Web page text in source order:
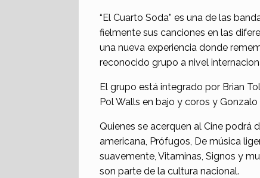
“El Cuarto Soda” es una de las
fielmente sus canciones en las
una nueva experiencia donde
reconocido grupo a nivel
El grupo está integrado por Brian
Pol Walls en bajo y coros y
Quienes se acerquen al Cine podrá
americana, Prófugos, De música
suavemente, Vitaminas, Signos y
son parte de la cultura nacional.